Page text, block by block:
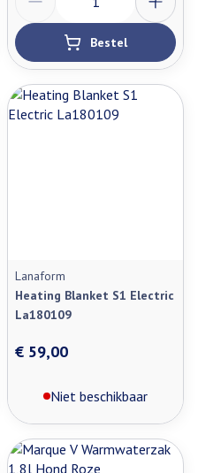
Bestel
Lanaform
Heating Blanket S1 Electric
La180109
€ 59,00
Niet beschikbaar